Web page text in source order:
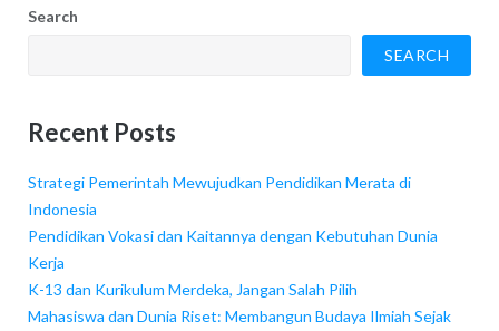
Search
SEARCH
Recent Posts
Strategi Pemerintah Mewujudkan Pendidikan Merata di
Indonesia
Pendidikan Vokasi dan Kaitannya dengan Kebutuhan Dunia
Kerja
K-13 dan Kurikulum Merdeka, Jangan Salah Pilih
Mahasiswa dan Dunia Riset: Membangun Budaya Ilmiah Sejak